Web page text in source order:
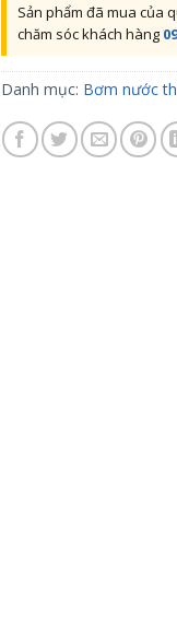
Sản phẩm đã mua của
chăm sóc khách hàng
Danh mục: Bơm nước